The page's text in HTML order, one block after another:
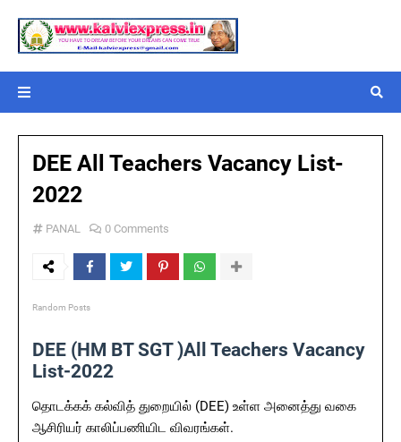
DEE All Teachers Vacancy List-
2022
PANAL 0 Comments
Random Posts
DEE (HM BT SGT )All Teachers Vacancy
List-2022
தொடக்கக் கல்வித் துறையில் (DEE) உள்ள அனைத்து வகை
ஆசிரியர் காலிப்பணியிட விவரங்கள்.